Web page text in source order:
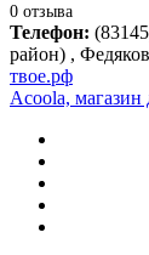
0 отзыва
Телефон:
район) ,
твое.рф
Acoola,